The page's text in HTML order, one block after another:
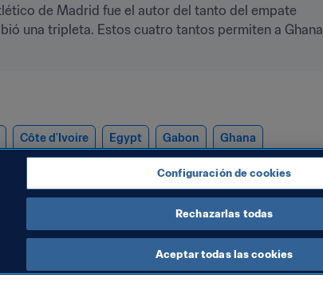
de Madrid fue el autor del tanto del empate
una tripleta. Estos cuatro tantos permiten a Ghana
Côte d'Ivoire Egypt Gabon Ghana
Zambia CAF
Configuración de cookies
Rechazarlas todas
Aceptar todas las cookies